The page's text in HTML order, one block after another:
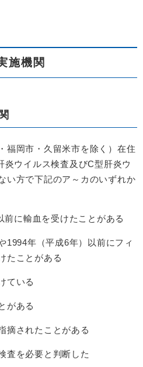
施機関
福岡市・久留米市を除く）在住
ウイルス検査及びC型肝炎ウ
い方で下記のア～カのいずれか
に輸血を受けたことがある
年（平成6年）以前にフィ
たことがある
ている
がある
されたことがある
を必要と判断した